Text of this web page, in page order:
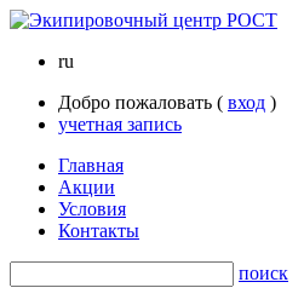
ru
Добро пожаловать ( вход )
учетная запись
Главная
Акции
Условия
Контакты
поиск